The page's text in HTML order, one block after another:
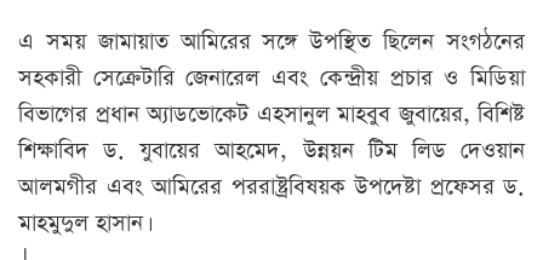
এ সময় জামায়াত আমিরের সঙ্গে উপস্থিত ছিলেন সংগঠনের
সহকারী সেক্রেটারি জেনারেল এবং কেন্দ্রীয় প্রচার ও মিডিয়া
বিভাগের প্রধান অ্যাডভোকেট এহসানুল মাহবুব জুবায়ের, বিশিষ্ট
শিক্ষাবিদ ড. যুবায়ের আহমেদ, উন্নয়ন টিম লিড দেওয়ান
আলমগীর এবং আমিরের পররাষ্ট্রবিষয়ক উপদেষ্টা প্রফেসর ড.
মাহমুদুল হাসান।